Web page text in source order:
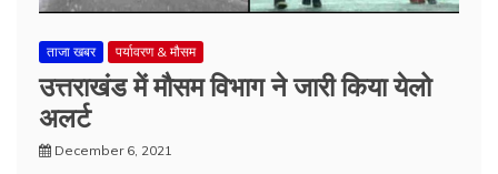
ताजा खबर पर्यावरण & मौसम
उत्तराखंड में मौसम विभाग ने जारी किया येलो
अलर्ट
December 6, 2021